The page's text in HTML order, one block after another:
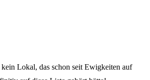
Lokal, das schon seit Ewigkeiten auf